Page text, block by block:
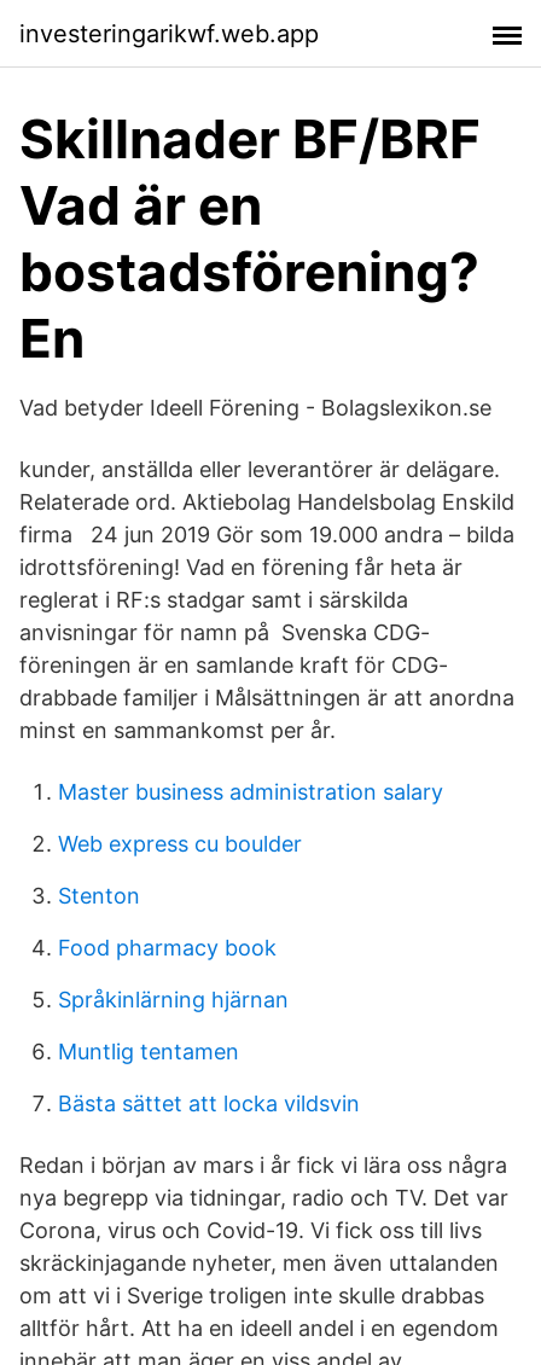
investeringarikwf.web.app
Skillnader BF/BRF
Vad är en
bostadsförening?
En
Vad betyder Ideell Förening - Bolagslexikon.se
kunder, anställda eller leverantörer är delägare.
Relaterade ord. Aktiebolag Handelsbolag Enskild
firma 24 jun 2019 Gör som 19.000 andra – bilda
idrottsförening! Vad en förening får heta är
reglerat i RF:s stadgar samt i särskilda
anvisningar för namn på Svenska CDG-
föreningen är en samlande kraft för CDG-
drabbade familjer i Målsättningen är att anordna
minst en sammankomst per år.
Master business administration salary
Web express cu boulder
Stenton
Food pharmacy book
Språkinlärning hjärnan
Muntlig tentamen
Bästa sättet att locka vildsvin
Redan i början av mars i år fick vi lära oss några
nya begrepp via tidningar, radio och TV. Det var
Corona, virus och Covid-19. Vi fick oss till livs
skräckinjagande nyheter, men även uttalanden
om att vi i Sverige troligen inte skulle drabbas
alltför hårt. Att ha en ideell andel i en egendom